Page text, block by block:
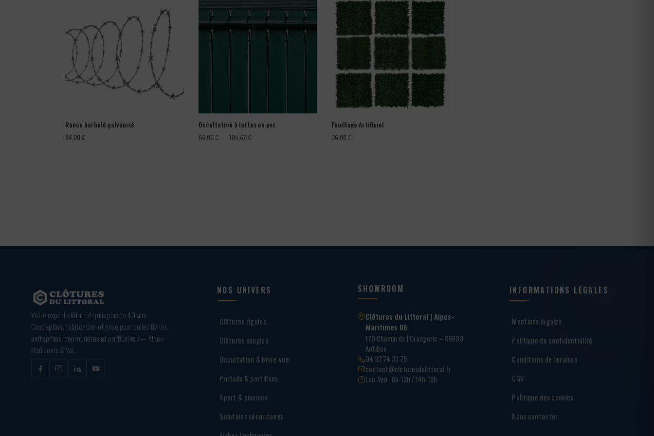
Ronce barbelé galvanisé
84,00€
Occultation à lattes en pvc
66,00€ – 105,60€Plage
Feuillage Artificiel
36,00€
Votre expert clôture depuis plus de 40 ans.
Conception, fabrication et pose pour collectivités,
entreprises, copropriétés et particuliers — Alpes-
Maritimes & Var.
NOS UNIVERS
Clôtures rigides
Clôtures souples
Occultation & brise-vue
Portails & portillons
Sport & piscines
Solutions sécuritaires
SHOWROOM
Clôtures du Littoral | Alpes-
Maritimes 06
170 Chemin de l’Orangerie – 06600
Antibes
04 93 74 33 76
contact@cloturesdulittoral.fr
Lun-Ven · 8h-12h / 14h-18h
INFORMATIONS LÉGALES
Mentions légales
Politique de confidentialité
Conditions de livraison
CGV
Politique des cookies
Nous contacter